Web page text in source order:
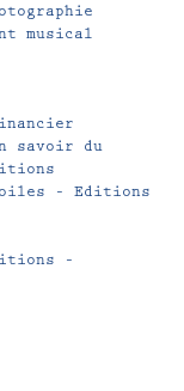
musical
savoir du
– Editions
–